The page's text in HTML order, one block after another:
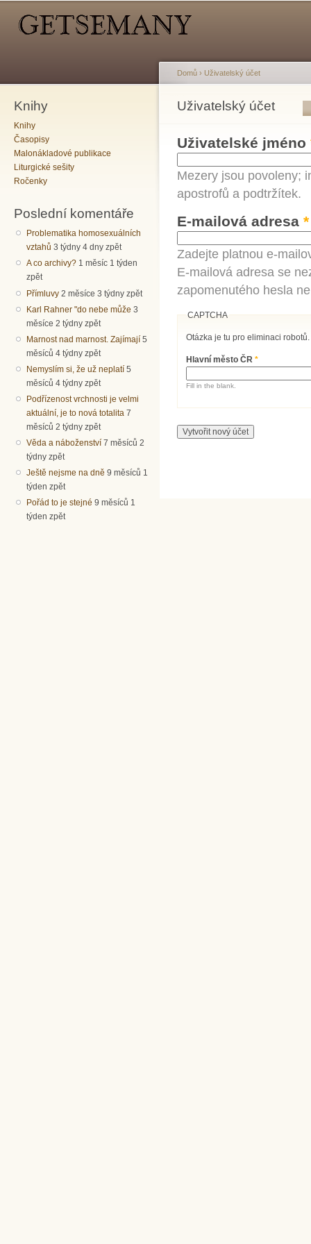
Knihy
Knihy
Časopisy
Malonákladové publikace
Liturgické sešity
Ročenky
Poslední komentáře
Problematika homosexuálních
vztahů 3 týdny 4 dny zpět
A co archivy? 1 měsíc 1 týden
zpět
Přímluvy 2 měsíce 3 týdny zpět
Karl Rahner "do nebe může 3
měsíce 2 týdny zpět
Marnost nad marnost. Zajímají 5
měsíců 4 týdny zpět
Nemyslím si, že už neplatí 5
měsíců 4 týdny zpět
Podřízenost vrchnosti je velmi
aktuální, je to nová totalita 7
měsíců 2 týdny zpět
Věda a náboženství 7 měsíců 2
týdny zpět
Ještě nejsme na dně 9 měsíců 1
týden zpět
Pořád to je stejné 9 měsíců 1
týden zpět
Jste zde
Domů › Uživatelský účet
Uživatelský účet
Hlavní záložky
Uživatelské jméno
Mezery jsou povoleny;
apostrofů a podtržítek.
E-mailová adresa *
Zadejte platnou e-
E-mailová adresa se
zapomenutého hesla
CAPTCHA
Otázka je tu pro eliminaci robotů.
Hlavní město ČR*
Fill in the blank.